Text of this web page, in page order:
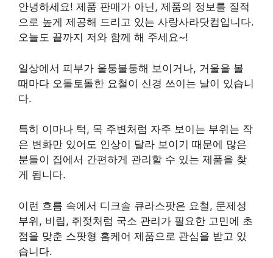
안녕하세요! 제품 판매가 아닌, 제품의 정보를 질적
으로 높게 제공해 드리고 있는 사랑사라닷컴입니다.
오늘도 끝까지 저와 함께 해 주세요~!
일상에서 피부가 울퉁불퉁해 보이거나, 거울을 볼
때마다 오돌토돌한 요철이 신경 쓰이는 날이 있습니
다.
특히 이마나 턱, 목 주변처럼 자주 보이는 부위는 작
은 변화만 있어도 인상이 달라 보이기 때문에 많은
분들이 집에서 간편하게 관리할 수 있는 제품을 찾
게 됩니다.
이런 흐름 속에서 디크솔 큐라스팟은 요철, 문제성
부위, 비립, 쥐젖처럼 국소 관리가 필요한 고민에 초
점을 맞춘 스팟형 홈케어 제품으로 관심을 받고 있
습니다.